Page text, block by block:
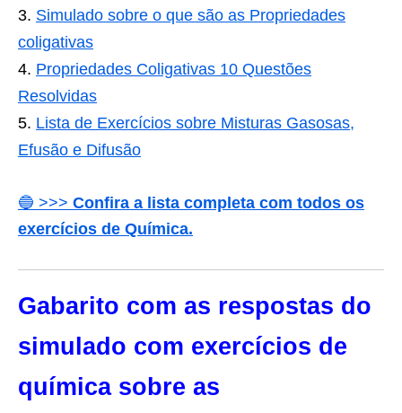
Simulado sobre o que são as Propriedades
coligativas
Propriedades Coligativas 10 Questões
Resolvidas
Lista de Exercícios sobre Misturas Gasosas,
Efusão e Difusão
🔵 >>> Confira a lista completa com todos os
exercícios de Química.
Gabarito com as respostas do
simulado com exercícios de
química sobre as